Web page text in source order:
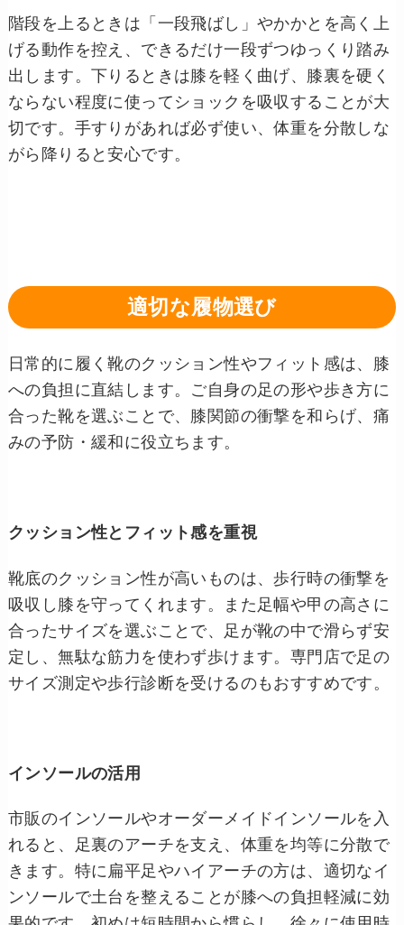
階段を上るときは「一段飛ばし」やかかとを高く上
げる動作を控え、できるだけ一段ずつゆっくり踏み
出します。下りるときは膝を軽く曲げ、膝裏を硬く
ならない程度に使ってショックを吸収することが大
切です。手すりがあれば必ず使い、体重を分散しな
がら降りると安心です。
適切な履物選び
日常的に履く靴のクッション性やフィット感は、膝
への負担に直結します。ご自身の足の形や歩き方に
合った靴を選ぶことで、膝関節の衝撃を和らげ、痛
みの予防・緩和に役立ちます。
クッション性とフィット感を重視
靴底のクッション性が高いものは、歩行時の衝撃を
吸収し膝を守ってくれます。また足幅や甲の高さに
合ったサイズを選ぶことで、足が靴の中で滑らず安
定し、無駄な筋力を使わず歩けます。専門店で足の
サイズ測定や歩行診断を受けるのもおすすめです。
インソールの活用
市販のインソールやオーダーメイドインソールを入
れると、足裏のアーチを支え、体重を均等に分散で
きます。特に扁平足やハイアーチの方は、適切なイ
ンソールで土台を整えることが膝への負担軽減に効